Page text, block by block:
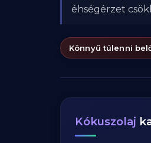
éhségérzet
Könnyű túlenni
Kókuszolaj